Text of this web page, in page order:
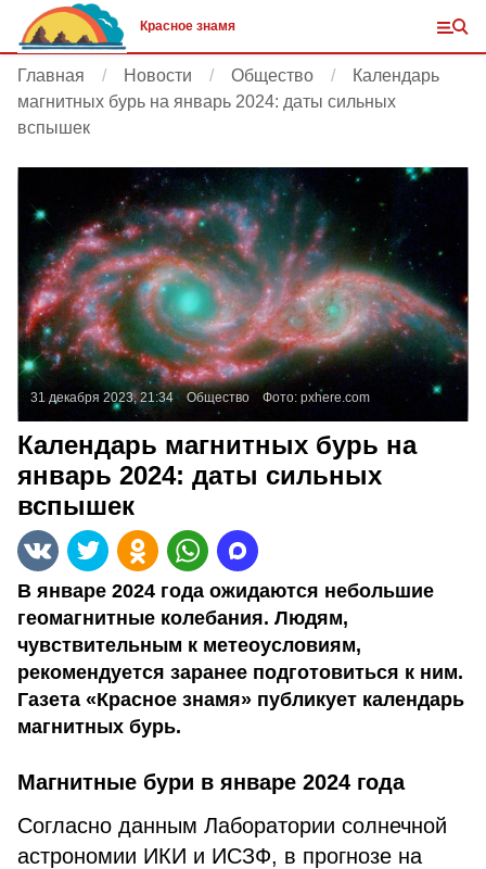
Красное знамя
Главная Новости Общество
Календарь
магнитных бурь на январь 2024: даты сильных
вспышек
31 декабря 2023, 21:34 Общество Фото: pxhere.com
Календарь магнитных бурь на
январь 2024: даты сильных
вспышек
В январе 2024 года ожидаются небольшие
геомагнитные колебания. Людям,
чувствительным к метеоусловиям,
рекомендуется заранее подготовиться к ним.
Газета «Красное знамя» публикует календарь
магнитных бурь.
Магнитные бури в январе 2024 года
Согласно данным Лаборатории солнечной
астрономии ИКИ и ИСЗФ, в прогнозе на